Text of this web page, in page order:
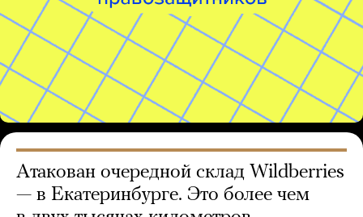
Атакован очередной склад Wildberries
— в Екатеринбурге. Это более чем